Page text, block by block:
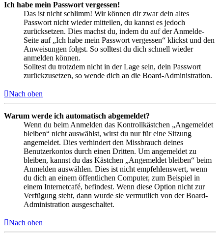
Ich habe mein Passwort vergessen!
Das ist nicht schlimm! Wir können dir zwar dein altes
Passwort nicht wieder mitteilen, du kannst es jedoch
zurücksetzen. Dies machst du, indem du auf der Anmelde-
Seite auf „Ich habe mein Passwort vergessen“ klickst und den
Anweisungen folgst. So solltest du dich schnell wieder
anmelden können.
Solltest du trotzdem nicht in der Lage sein, dein Passwort
zurückzusetzen, so wende dich an die Board-Administration.
Nach oben
Warum werde ich automatisch abgemeldet?
Wenn du beim Anmelden das Kontrollkästchen „Angemeldet
bleiben“ nicht auswählst, wirst du nur für eine Sitzung
angemeldet. Dies verhindert den Missbrauch deines
Benutzerkontos durch einen Dritten. Um angemeldet zu
bleiben, kannst du das Kästchen „Angemeldet bleiben“ beim
Anmelden auswählen. Dies ist nicht empfehlenswert, wenn
du dich an einem öffentlichen Computer, zum Beispiel in
einem Internetcafé, befindest. Wenn diese Option nicht zur
Verfügung steht, dann wurde sie vermutlich von der Board-
Administration ausgeschaltet.
Nach oben